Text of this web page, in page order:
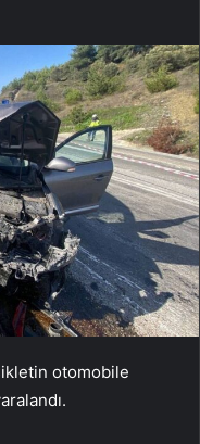
otomobile